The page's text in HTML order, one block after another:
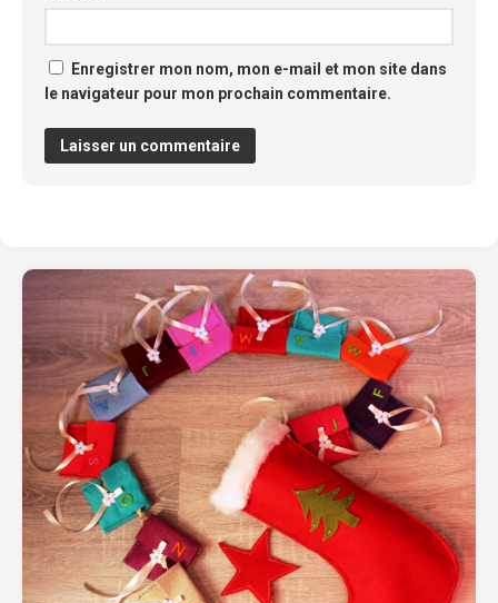
Enregistrer mon nom, mon e-mail et mon site dans
le navigateur pour mon prochain commentaire.